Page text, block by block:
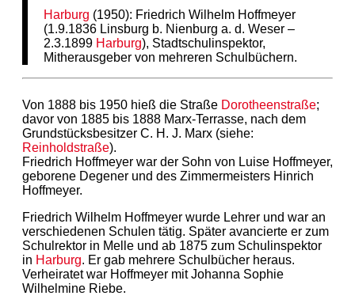
Harburg (1950): Friedrich Wilhelm Hoffmeyer
(1.9.1836 Linsburg b. Nienburg a. d. Weser –
2.3.1899 Harburg), Stadtschulinspektor,
Mitherausgeber von mehreren Schulbüchern.
Von 1888 bis 1950 hieß die Straße Dorotheenstraße;
davor von 1885 bis 1888 Marx-Terrasse, nach dem
Grundstücksbesitzer C. H. J. Marx (siehe:
Reinholdstraße).
Friedrich Hoffmeyer war der Sohn von Luise Hoffmeyer,
geborene Degener und des Zimmermeisters Hinrich
Hoffmeyer.
Friedrich Wilhelm Hoffmeyer wurde Lehrer und war an
verschiedenen Schulen tätig. Später avancierte er zum
Schulrektor in Melle und ab 1875 zum Schulinspektor
in Harburg. Er gab mehrere Schulbücher heraus.
Verheiratet war Hoffmeyer mit Johanna Sophie
Wilhelmine Riebe.